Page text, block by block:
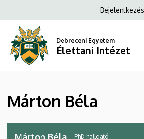
Béla
Élettani
Intézet
a
tartalomra
Anonim
fiók
menüje
Bejelentkezés
Debreceni Egyetem
Élettani Intézet
Márton Béla
Márton Béla PhD hallgató